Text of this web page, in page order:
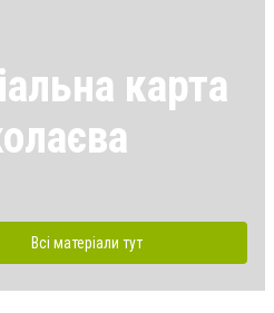
карта
Всі матеріали тут